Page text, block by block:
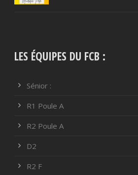
LES ÉQUIPES DU FCB :
Sénior :
R1 Poule A
R2 Poule A
D2
R2 F